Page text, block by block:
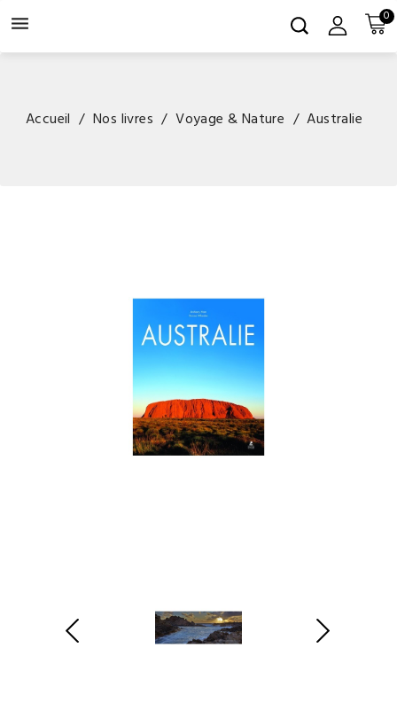
 0
Accueil Nos livres Voyage & Nature Australie